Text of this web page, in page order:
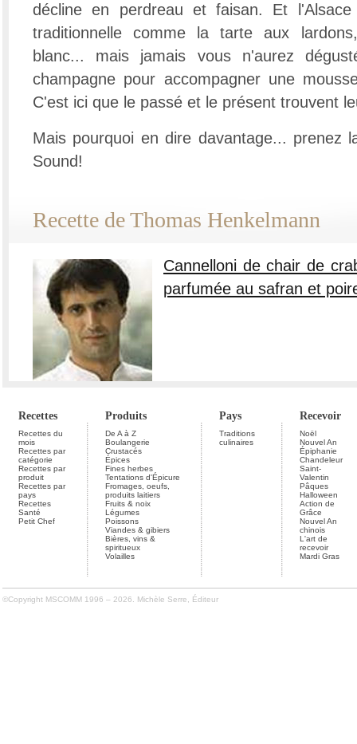
décline en perdreau et faisan. Et
traditionnelle comme la tarte aux
blanc... mais jamais vous n'aurez
champagne pour accompagner une
C'est ici que le passé et le présent trouvent
Mais pourquoi en dire davantage... prenez
Sound!
Recette de Thomas Henkelmann
Cannelloni de chair de
parfumée au safran et
Recettes Produits Pays Recevoir
Recettes du
mois
Recettes par
catégorie
Recettes par
produit
Recettes par
pays
Recettes
Santé
Petit Chef
De A à Z
Boulangerie
Crustacés
Épices
Fines herbes
Tentations d'Épicure
Fromages, oeufs,
produits laitiers
Fruits & noix
Légumes
Poissons
Viandes & gibiers
Bières, vins &
spiritueux
Volailles
Traditions
culinaires
Noël
Nouvel An
Épiphanie
Chandeleur
Saint-
Valentin
Pâques
Halloween
Action de
Grâce
Nouvel An
chinois
L'art de
recevoir
Mardi Gras
©Copyright MSCOMM 1996 – 2026. Michèle Serre, Éditeur